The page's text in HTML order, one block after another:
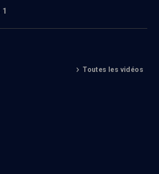
1
Toutes les vidéos